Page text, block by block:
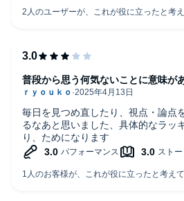
毎日を見つめ直したり、視点・論点
るなあと思いました、具体的なラッ
り、ためになります
普段から思う何気ないことに意味が